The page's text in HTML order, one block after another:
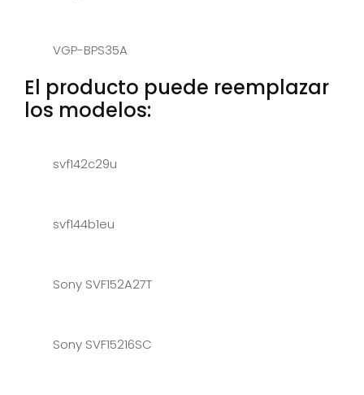
VGP-BPS35A
El producto puede reemplazar
los modelos:
svf142c29u
svf144b1eu
Sony SVF152A27T
Sony SVF15216SC